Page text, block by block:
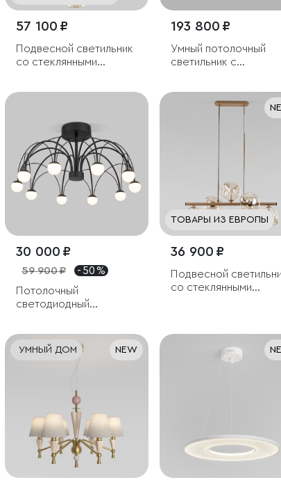
57 100 ₽
Подвесной светильник
со стеклянными
193 800 ₽
Умный потолочный
светильник с
30 000 ₽
59 900 ₽
- 50 %
Потолочный
светодиодный
ТОВАРЫ ИЗ ЕВРОПЫ
36 900 ₽
Подвесной
со стеклянными
УМНЫЙ ДОМ NEW